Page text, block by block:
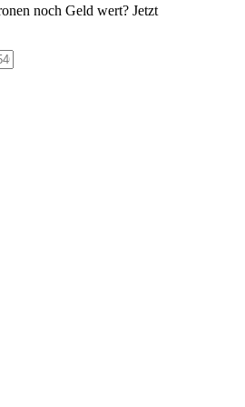
noch Geld wert? Jetzt